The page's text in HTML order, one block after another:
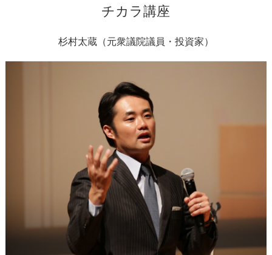
チカラ講座
杉村太蔵（元衆議院議員・投資家）